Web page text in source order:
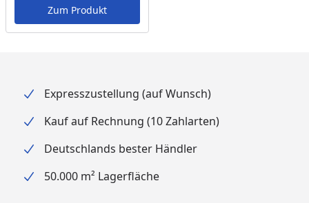
Zum Produkt
Expresszustellung (auf Wunsch)
Kauf auf Rechnung (10 Zahlarten)
Deutschlands bester Händler
50.000 m² Lagerfläche